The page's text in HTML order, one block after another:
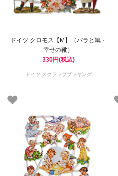
ドイツ クロモス【M】（バラと鳩・
幸せの靴）
330円(税込)
ドイツ スクラップブッキング